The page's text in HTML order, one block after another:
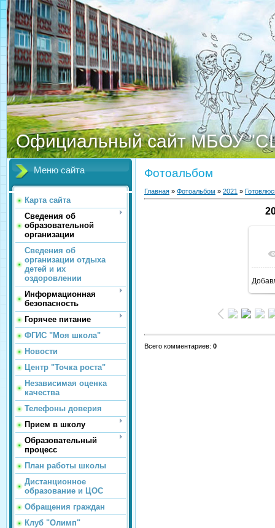
Официальный сайт МБОУ
Меню сайта
Карта сайта
Сведения об
образовательной
организации
Сведения об
организации отдыха
детей и их
оздоровлении
Информационная
безопасность
Горячее питание
ФГИС "Моя школа"
Новости
Центр "Точка роста"
Независимая оценка
качества
Телефоны доверия
Прием в школу
Образовательный
процесс
План работы школы
Дистанционное
образование и ЦОС
Обращения граждан
Клуб "Олимп"
Фотоальбом
Главная » Фотоальбом » 2021 »
Всего комментариев: 0